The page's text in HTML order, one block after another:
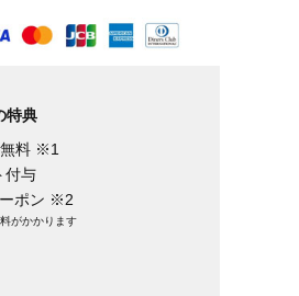
特典
料 ※1
付与
ポン ※2
がかかります